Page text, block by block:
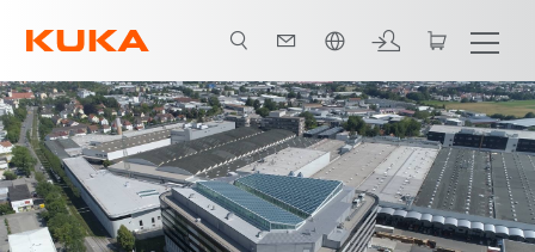
Veranstaltungen für Erwachsene Anmeldung für Erwachsene